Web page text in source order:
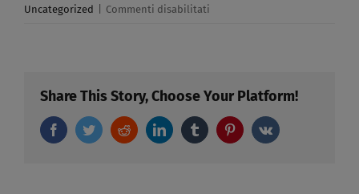
Uncategorized
Commenti disabilitati
diffondere
circolare
Share This Story, Choose Your Platform!
FacebookTwitterRedditLinkedInTumblr Pinterest
Vk